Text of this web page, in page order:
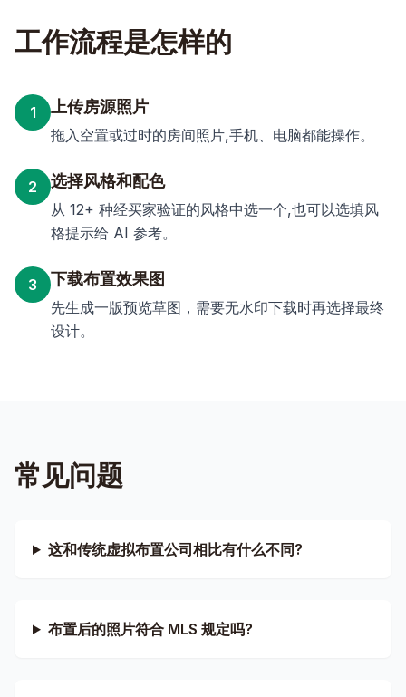
工作流程是怎样的
1 上传房源照片
拖入空置或过时的房间照片,手机、电脑都能操作。
2 选择风格和配色
从 12+ 种经买家验证的风格中选一个,也可以选填风
格提示给 AI 参考。
3 下载布置效果图
先生成一版预览草图，需要无水印下载时再选择最终
设计。
常见问题
这和传统虚拟布置公司相比有什么不同?
布置后的照片符合 MLS 规定吗?